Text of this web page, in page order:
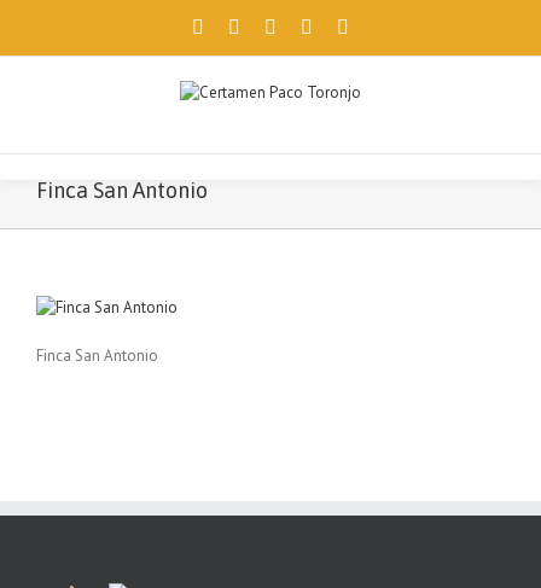
Facebook
TwitterInstagramPinterest
Finca San Antonio
Finca San Antonio
Utilizamos cookies propias y de terceros para ofrecerte una mejor
navegación. Si continúas, consideramos que aceptas su uso.